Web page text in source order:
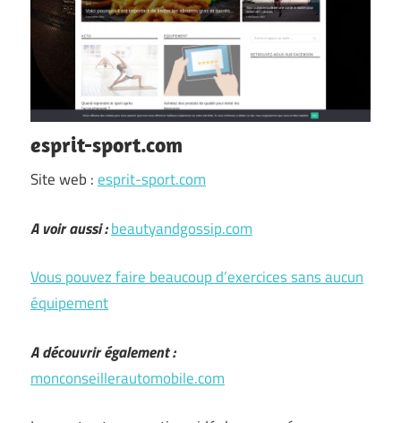
esprit-sport.com
Site web :esprit-sport.com
A voir aussi :beautyandgossip.com
Vous pouvez faire beaucoup d’exercices sans aucun
équipement
A découvrir également :
monconseillerautomobile.com